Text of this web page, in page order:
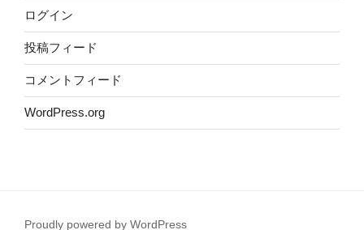
ログイン
投稿フィード
コメントフィード
WordPress.org
Proudly powered by WordPress